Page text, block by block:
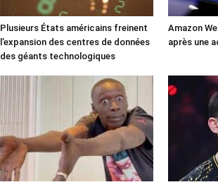
Plusieurs États américains freinent
l’expansion des centres de données
des géants technologiques
Amazon
après une